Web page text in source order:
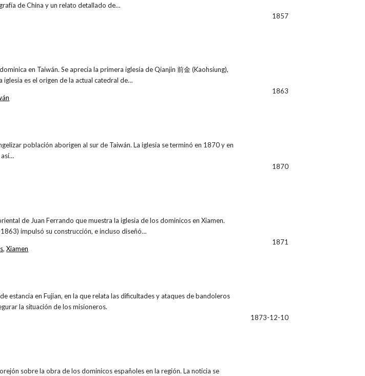
de China y un relato detallado de…
1857
en Taiwán. Se aprecia la primera iglesia de Qianjin 前金 (Kaohsiung),
es el origen de la actual catedral de…
1863
población aborigen al sur de Taiwán. La iglesia se terminó en 1870 y en
así…
1870
de Juan Ferrando que muestra la iglesia de los dominicos en Xiamen.
impulsó su construcción, e incluso diseñó…
1871
,Xiamen
estancia en Fujian, en la que relata las dificultades y ataques de bandoleros
la situación de los misioneros.
1873-12-10
sobre la obra de los dominicos españoles en la región. La noticia se